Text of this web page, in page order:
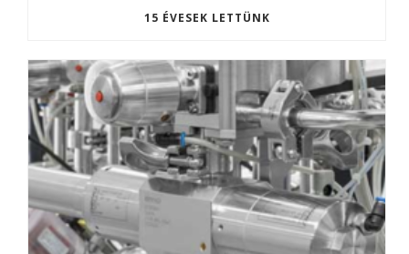
15 ÉVESEK LETTÜNK